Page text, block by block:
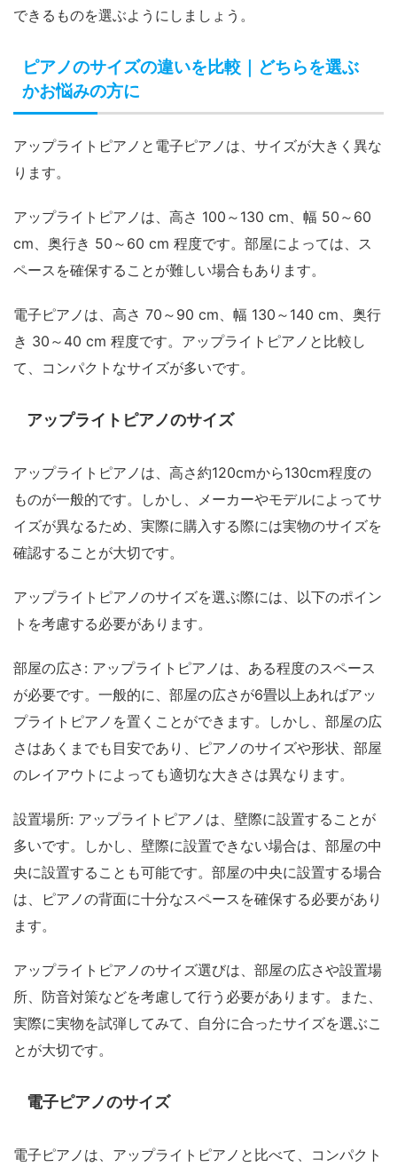
できるものを選ぶようにしましょう。
ピアノのサイズの違いを比較｜どちらを選ぶ
かお悩みの方に
アップライトピアノと電子ピアノは、サイズが大きく異な
ります。
アップライトピアノは、高さ 100～130 cm、幅 50～60
cm、奥行き 50～60 cm 程度です。部屋によっては、ス
ペースを確保することが難しい場合もあります。
電子ピアノは、高さ 70～90 cm、幅 130～140 cm、奥行
き 30～40 cm 程度です。アップライトピアノと比較し
て、コンパクトなサイズが多いです。
アップライトピアノのサイズ
アップライトピアノは、高さ約120cmから130cm程度の
ものが一般的です。しかし、メーカーやモデルによってサ
イズが異なるため、実際に購入する際には実物のサイズを
確認することが大切です。
アップライトピアノのサイズを選ぶ際には、以下のポイン
トを考慮する必要があります。
部屋の広さ: アップライトピアノは、ある程度のスペース
が必要です。一般的に、部屋の広さが6畳以上あればアッ
プライトピアノを置くことができます。しかし、部屋の広
さはあくまでも目安であり、ピアノのサイズや形状、部屋
のレイアウトによっても適切な大きさは異なります。
設置場所: アップライトピアノは、壁際に設置することが
多いです。しかし、壁際に設置できない場合は、部屋の中
央に設置することも可能です。部屋の中央に設置する場合
は、ピアノの背面に十分なスペースを確保する必要があり
ます。
アップライトピアノのサイズ選びは、部屋の広さや設置場
所、防音対策などを考慮して行う必要があります。また、
実際に実物を試弾してみて、自分に合ったサイズを選ぶこ
とが大切です。
電子ピアノのサイズ
電子ピアノは、アップライトピアノと比べて、コンパクト